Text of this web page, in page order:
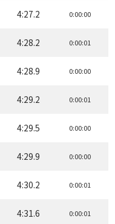
4:27.2 0:00:00
4:28.2 0:00:01
4:28.9 0:00:00
4:29.2 0:00:01
4:29.5 0:00:00
4:29.9 0:00:00
4:30.2 0:00:01
4:31.6 0:00:01